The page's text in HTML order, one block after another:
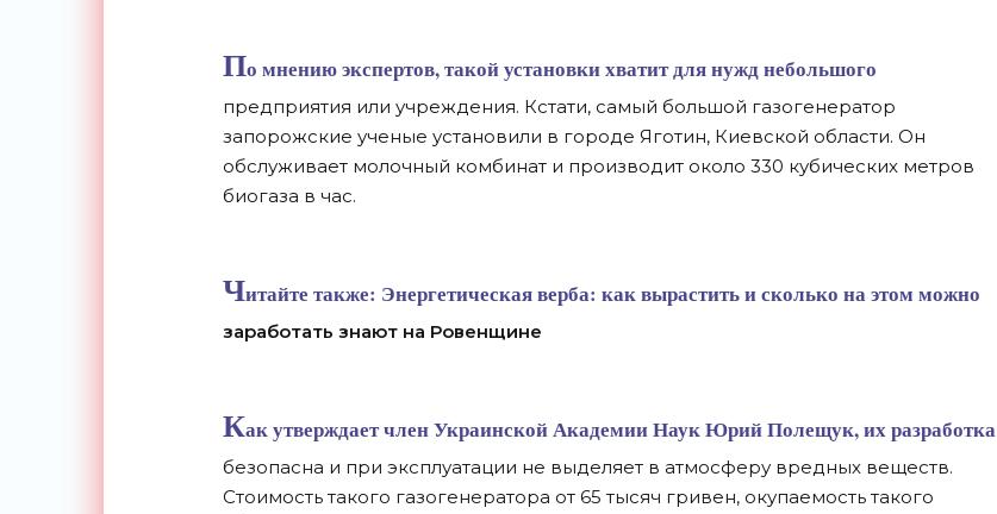
По мнению экспертов, такой установки хватит для нужд небольшого
предприятия или учреждения. Кстати, самый большой газогенератор
запорожские ученые установили в городе Яготин, Киевской области. Он
обслуживает молочный комбинат и производит около 330 кубических метров
биогаза в час.
Читайте также: Энергетическая верба: как вырастить и сколько на этом можно
заработать знают на Ровенщине
Как утверждает член Украинской Академии Наук Юрий Полещук, их разработка
безопасна и при эксплуатации не выделяет в атмосферу вредных веществ.
Стоимость такого газогенератора от 65 тысяч гривен, окупаемость такого